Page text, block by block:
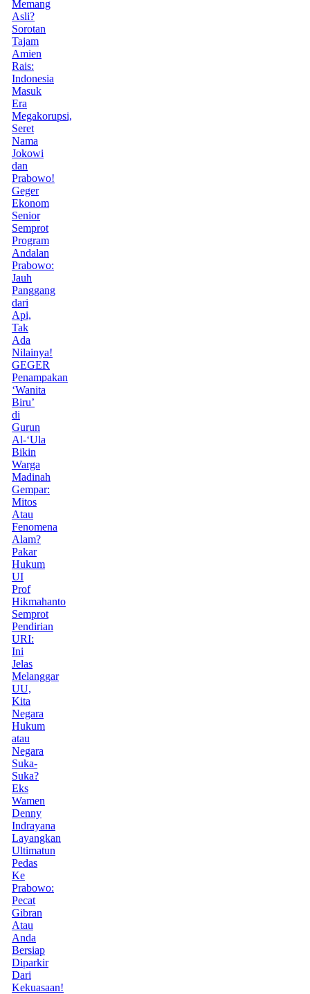
Memang
Asli?
Sorotan
Tajam
Amien
Rais:
Indonesia
Masuk
Era
Megakorupsi,
Seret
Nama
Jokowi
dan
Prabowo!
Geger
Ekonom
Senior
Semprot
Program
Andalan
Prabowo:
Jauh
Panggang
dari
Api,
Tak
Ada
Nilainya!
GEGER
Penampakan
‘Wanita
Biru’
di
Gurun
Al-‘Ula
Bikin
Warga
Madinah
Gempar:
Mitos
Atau
Fenomena
Alam?
Pakar
Hukum
UI
Prof
Hikmahanto
Semprot
Pendirian
URI:
Ini
Jelas
Melanggar
UU,
Kita
Negara
Hukum
atau
Negara
Suka-
Suka?
Eks
Wamen
Denny
Indrayana
Layangkan
Ultimatun
Pedas
Ke
Prabowo:
Pecat
Gibran
Atau
Anda
Bersiap
Diparkir
Dari
Kekuasaan!